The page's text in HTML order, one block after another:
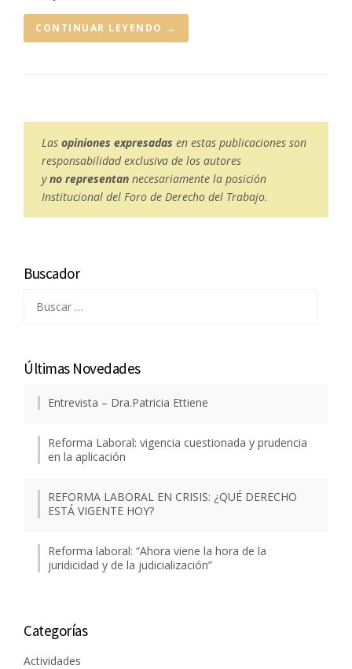
CONTINUAR LEYENDO →
Las opiniones expresadas en estas publicaciones son
responsabilidad exclusiva de los autores
yno representan necesariamente la posición
Institucional del Foro de Derecho del Trabajo.
Buscador
Últimas Novedades
Entrevista – Dra.Patricia Ettiene
Reforma Laboral: vigencia cuestionada y prudencia
en la aplicación
REFORMA LABORAL EN CRISIS: ¿QUÉ DERECHO
ESTÁ VIGENTE HOY?
Reforma laboral: “Ahora viene la hora de la
juridicidad y de la judicialización”
Categorías
Actividades